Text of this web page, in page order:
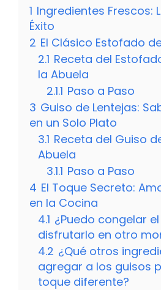
1 Ingredientes Frescos:
Éxito
2 El Clásico Estofado
2.1 Receta del
la Abuela
2.1.1 Paso a Paso
3 Guiso de Lentejas:
en un Solo Plato
3.1 Receta del Guiso
Abuela
3.1.1 Paso a Paso
4 El Toque Secreto:
en la Cocina
4.1 ¿Puedo congelar
disfrutarlo en otro
4.2 ¿Qué otros
agregar a los guisos
toque diferente?